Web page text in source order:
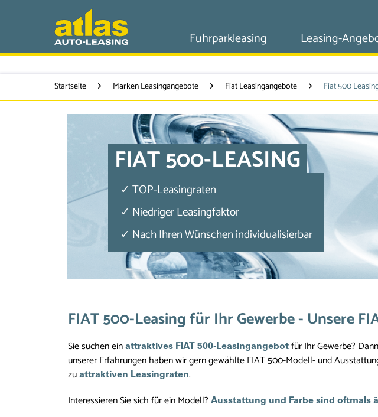
Fuhrparkleasing Leasing-
Startseite Marken Leasingangebote Fiat Leasingangebote Fiat 500
FIAT 500-LEASING
✓ TOP-Leasingraten
✓ Niedriger Leasingfaktor
✓ Nach Ihren Wünschen individualisierbar
FIAT 500-Leasing für Ihr Gewerbe - Unsere
Sie suchen ein attraktives FIAT 500-Leasingangebot für Ihr Gewerbe?
unserer Erfahrungen haben wir gern gewählte FIAT 500-Modell- und
zu attraktiven Leasingraten.
Interessieren Sie sich für ein Modell? Ausstattung und Farbe sind oftmals